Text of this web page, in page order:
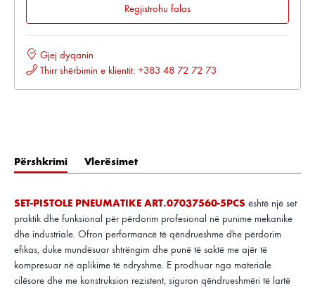
Regjistrohu falas
Gjej dyqanin
Thirr shërbimin e klientit: +383 48 72 72 73
Përshkrimi Vlerësimet
SET-PISTOLE PNEUMATIKE ART.07037560-5PCS është një set
praktik dhe funksional për përdorim profesional në punime mekanike
dhe industriale. Ofron performancë të qëndrueshme dhe përdorim
efikas, duke mundësuar shtrëngim dhe punë të saktë me ajër të
kompresuar në aplikime të ndryshme. E prodhuar nga materiale
cilësore dhe me konstruksion rezistent, siguron qëndrueshmëri të lartë